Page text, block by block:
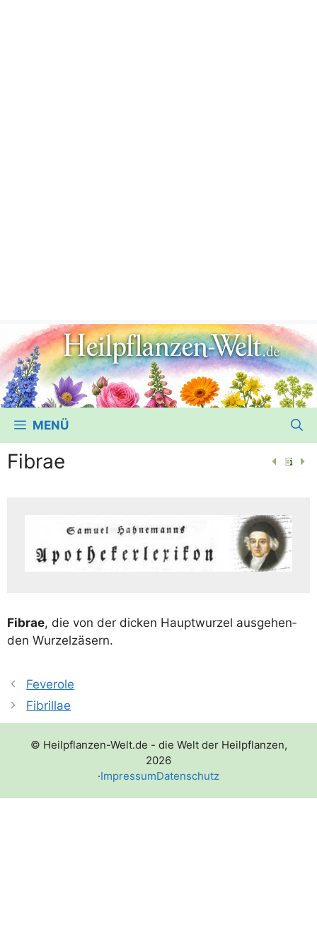
MENÜ
Fibrae
Fibrae, die von der dicken Haupt­wur­zel aus­ge­hen­
den Wurzelzäsern.
Feverole
Fibrillae
© Heilpflanzen-Welt.de - die Welt der Heilpflanzen,
2026
·ImpressumDatenschutz